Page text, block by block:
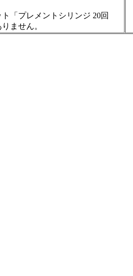
「プレメントシリンジ 20回
ません。